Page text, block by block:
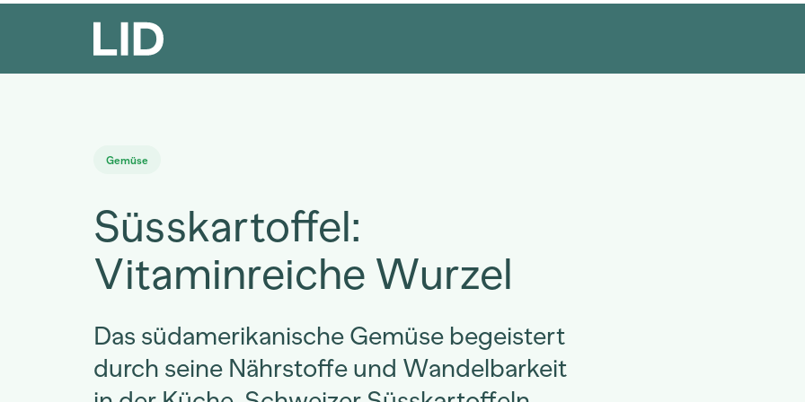
Gemüse
Süsskartoffel:
Vitaminreiche Wurzel
Das südamerikanische Gemüse begeistert
durch seine Nährstoffe und Wandelbarkeit